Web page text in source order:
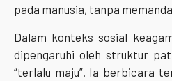
pada manusia, tanpa
Dalam konteks sosial
dipengaruhi oleh struktur
“terlalu maju”. Ia berbicara